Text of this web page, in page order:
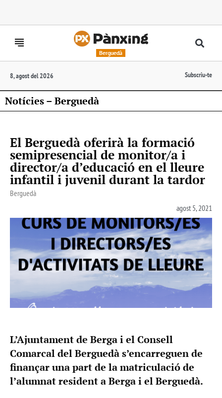
Berguedà
8, agost del 2026 Subscriu-te
Notícies – Berguedà
El Berguedà oferirà la formació
semipresencial de monitor/a i
director/a d’educació en el lleure
infantil i juvenil durant la tardor
Berguedà
agost 5, 2021
L’Ajuntament de Berga i el Consell
Comarcal del Berguedà s’encarreguen de
finançar una part de la matriculació de
l’alumnat resident a Berga i el Berguedà.